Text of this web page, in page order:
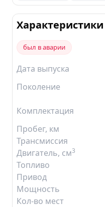
Характеристики
был в аварии
Дата выпуска
Поколение
Комплектация
Пробег, км
Трансмиссия
Двигатель, см3
Топливо
Привод
Мощность
Кол-во мест